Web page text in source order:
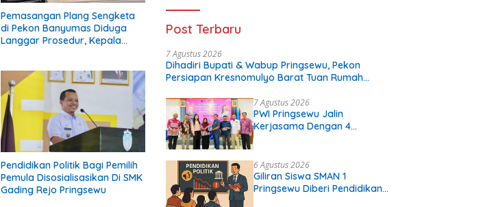
Pemasangan Plang Sengketa
di Pekon Banyumas Diduga
Langgar Prosedur, Kepala
Pendidikan Politik Bagi Pemilih
Pemula Disosialisasikan Di SMK
Gading Rejo Pringsewu
Post Terbaru
7 Agustus 2026
Dihadiri Bupati & Wabup Pringsewu, Pekon
Persiapan Kresnomulyo Barat Tuan Rumah
7 Agustus 2026
PWI Pringsewu Jalin
Kerjasama Dengan 4
6 Agustus 2026
Giliran Siswa SMAN 1
Pringsewu Diberi Pendidikan